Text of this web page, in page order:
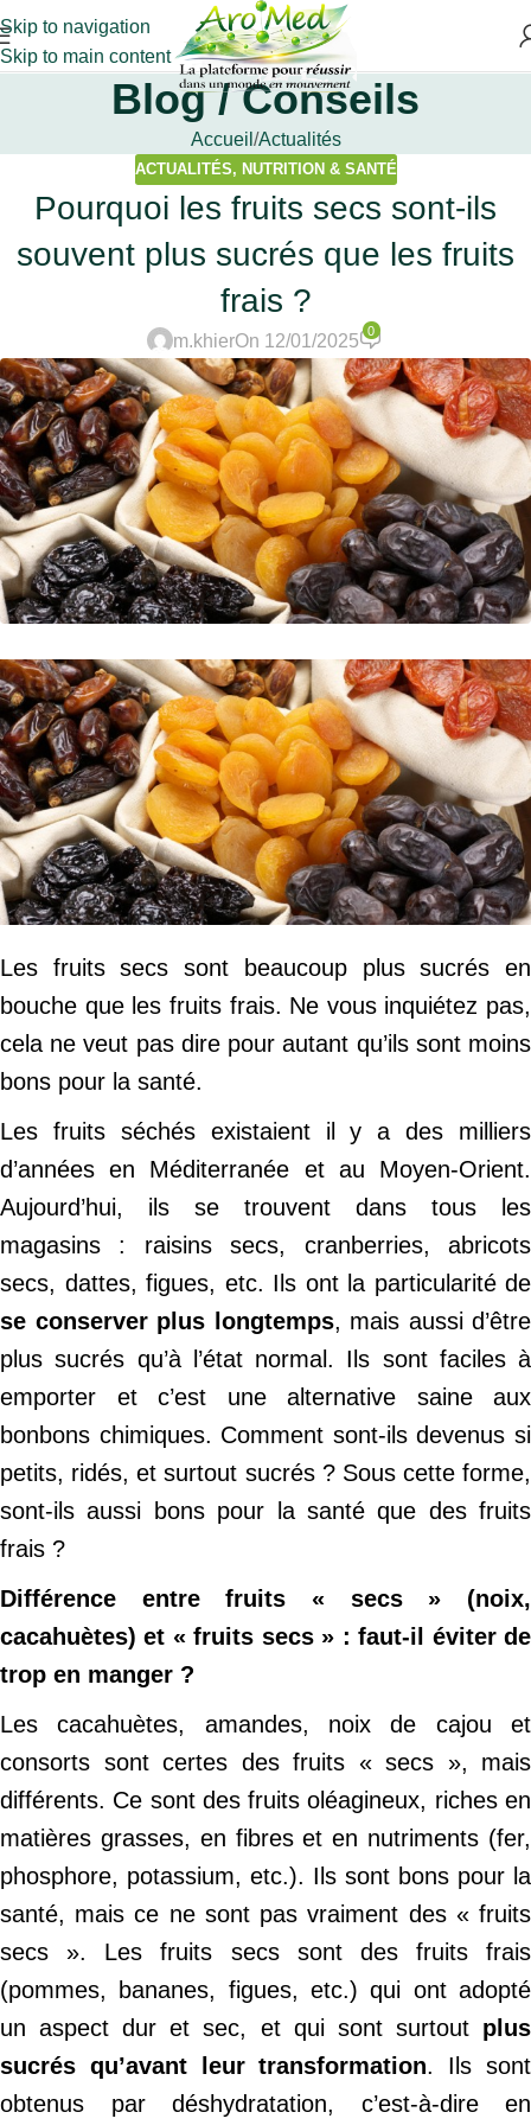
Skip to navigation
Skip to main content
Blog / Conseils
Accueil Actualités
ACTUALITÉS, NUTRITION & SANTÉ
Pourquoi les fruits secs sont-ils
souvent plus sucrés que les fruits
frais ?
m.khierOn 12/01/2025
0
Les fruits secs sont beaucoup plus sucrés en
bouche que les fruits frais. Ne vous inquiétez pas,
cela ne veut pas dire pour autant qu’ils sont moins
bons pour la santé.
Les fruits séchés existaient il y a des milliers
d’années en Méditerranée et au Moyen-Orient.
Aujourd’hui, ils se trouvent dans tous les
magasins : raisins secs, cranberries, abricots
secs, dattes, figues, etc. Ils ont la particularité de
se conserver plus longtemps, mais aussi d’être
plus sucrés qu’à l’état normal. Ils sont faciles à
emporter et c’est une alternative saine aux
bonbons chimiques. Comment sont-ils devenus si
petits, ridés, et surtout sucrés ? Sous cette forme,
sont-ils aussi bons pour la santé que des fruits
frais ?
Différence entre fruits « secs » (noix,
cacahuètes) et « fruits secs » : faut-il éviter de
trop en manger ?
Les cacahuètes, amandes, noix de cajou et
consorts sont certes des fruits « secs », mais
différents. Ce sont des fruits oléagineux, riches en
matières grasses, en fibres et en nutriments (fer,
phosphore, potassium, etc.). Ils sont bons pour la
santé, mais ce ne sont pas vraiment des « fruits
secs ». Les fruits secs sont des fruits frais
(pommes, bananes, figues, etc.) qui ont adopté
un aspect dur et sec, et qui sont surtout plus
sucrés qu’avant leur transformation. Ils sont
obtenus par déshydratation, c’est-à-dire en